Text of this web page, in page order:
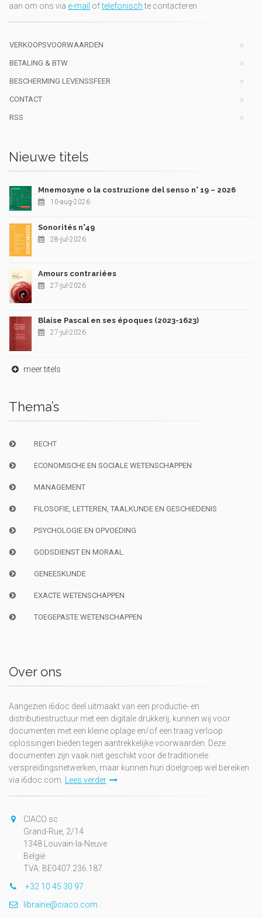
aan om ons via e-mail oftelefonischte contacteren
VERKOOPSVOORWAARDEN
BETALING & BTW
BESCHERMING LEVENSSFEER
CONTACT
RSS
Nieuwe titels
Mnemosyne o la costruzione del senso n° 19 – 2026
10-aug-2026
Sonorités n°49
28-jul-2026
Amours contrariées
27-jul-2026
Blaise Pascal en ses époques (2023-1623)
27-jul-2026
meer titels
Thema’s
RECHT
ECONOMISCHE EN SOCIALE WETENSCHAPPEN
MANAGEMENT
FILOSOFIE, LETTEREN, TAALKUNDE EN GESCHIEDENIS
PSYCHOLOGIE EN OPVOEDING
GODSDIENST EN MORAAL
GENEESKUNDE
EXACTE WETENSCHAPPEN
TOEGEPASTE WETENSCHAPPEN
Over ons
Aangezien i6doc deel uitmaakt van een productie- en
distributiestructuur met een digitale drukkerij, kunnen wij voor
documenten met een kleine oplage en/of een traag verloop
oplossingen bieden tegen aantrekkelijke voorwaarden. Deze
documenten zijn vaak niet geschikt voor de traditionele
verspreidingsnetwerken, maar kunnen hun doelgroep wel bereiken
via i6doc.com. Lees verder
CIACO sc
Grand-Rue, 2/14
1348 Louvain-la-Neuve
België
TVA: BE0407.236.187
+32 10 45 30 97
librairie@ciaco.com